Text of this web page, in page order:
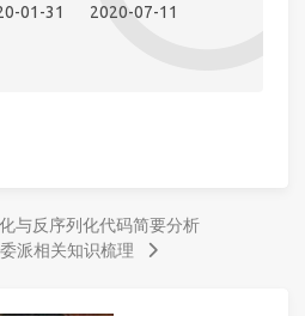
01-31 2020-07-11
与反序列化代码简要分析
派相关知识梳理